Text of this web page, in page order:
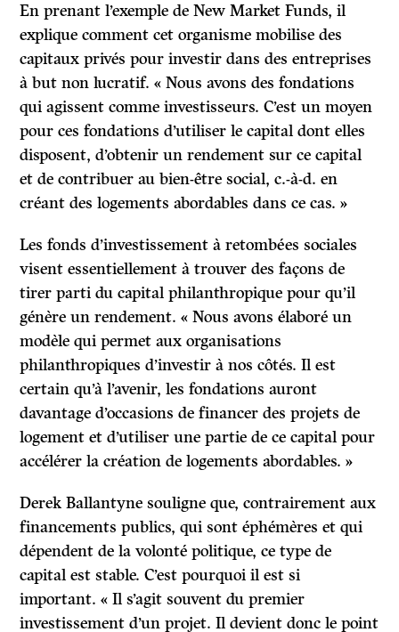
En prenant l’exemple de New Market Funds, il
explique comment cet organisme mobilise des
capitaux privés pour investir dans des entreprises
à but non lucratif. « Nous avons des fondations
qui agissent comme investisseurs. C’est un moyen
pour ces fondations d’utiliser le capital dont elles
disposent, d’obtenir un rendement sur ce capital
et de contribuer au bien-être social, c.-à-d. en
créant des logements abordables dans ce cas. »
Les fonds d’investissement à retombées sociales
visent essentiellement à trouver des façons de
tirer parti du capital philanthropique pour qu’il
génère un rendement. « Nous avons élaboré un
modèle qui permet aux organisations
philanthropiques d’investir à nos côtés. Il est
certain qu’à l’avenir, les fondations auront
davantage d’occasions de financer des projets de
logement et d’utiliser une partie de ce capital pour
accélérer la création de logements abordables. »
Derek Ballantyne souligne que, contrairement aux
financements publics, qui sont éphémères et qui
dépendent de la volonté politique, ce type de
capital est stable. C’est pourquoi il est si
important. « Il s’agit souvent du premier
investissement d’un projet. Il devient donc le point